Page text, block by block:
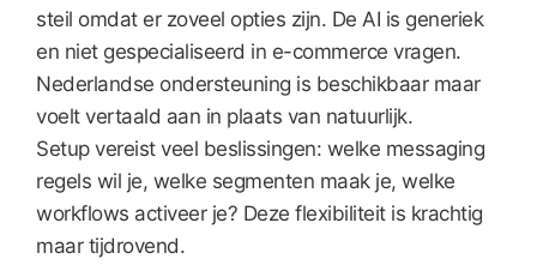
steil omdat er zoveel opties zijn. De AI is generiek
en niet gespecialiseerd in e-commerce vragen.
Nederlandse ondersteuning is beschikbaar maar
voelt vertaald aan in plaats van natuurlijk.
Setup vereist veel beslissingen: welke messaging
regels wil je, welke segmenten maak je, welke
workflows activeer je? Deze flexibiliteit is krachtig
maar tijdrovend.